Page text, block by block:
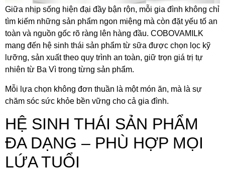
Giữa nhịp sống hiện đại đầy bận rộn, mỗi gia đình không chỉ
tìm kiếm những sản phẩm ngon miệng mà còn đặt yếu tố an
toàn và nguồn gốc rõ ràng lên hàng đầu. COBOVAMILK
mang đến hệ sinh thái sản phẩm từ sữa được chọn lọc kỹ
lưỡng, sản xuất theo quy trình an toàn, giữ trọn giá trị tự
nhiên từ Ba Vì trong từng sản phẩm.
Mỗi lựa chọn không đơn thuần là một món ăn, mà là sự
chăm sóc sức khỏe bền vững cho cả gia đình.
HỆ SINH THÁI SẢN PHẨM
ĐA DẠNG – PHÙ HỢP MỌI
LỨA TUỔI